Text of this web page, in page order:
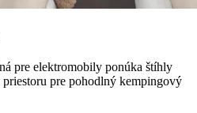
pre elektromobily ponúka štíhly
pre pohodlný kempingový